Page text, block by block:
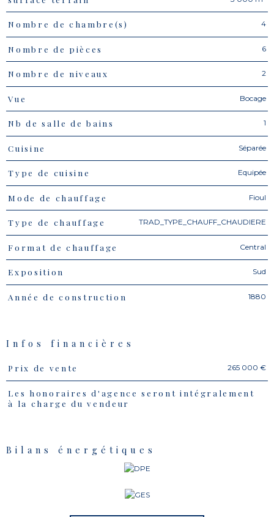
Nombre de chambre(s) 4
Nombre de pièces 6
Nombre de niveaux 2
Vue Bocage
Nb de salle de bains 1
Cuisine Séparée
Type de cuisine Equipée
Mode de chauffage Fioul
Type de chauffage TRAD_TYPE_CHAUFF_CHAUDIERE
Format de chauffage Central
Exposition Sud
Année de construction 1880
Infos financières
Caractéristiques Valeurs
Prix de vente 265 000 €
Les honoraires d'agence seront intégralement
à la charge du vendeur
Bilans énergétiques